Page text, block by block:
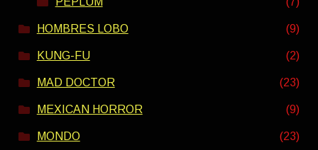
HOMBRES LOBO (9)
KUNG-FU (2)
MAD DOCTOR (23)
MEXICAN HORROR (9)
MONDO (23)